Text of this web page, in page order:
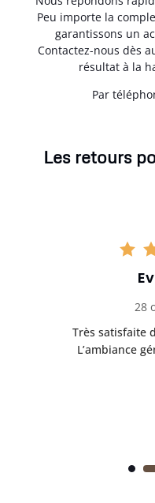
Peu importe la
garantissons un
Contactez-nous dès
résultat à la
Par
Les retours
28
Très satisfaite
L’ambiance